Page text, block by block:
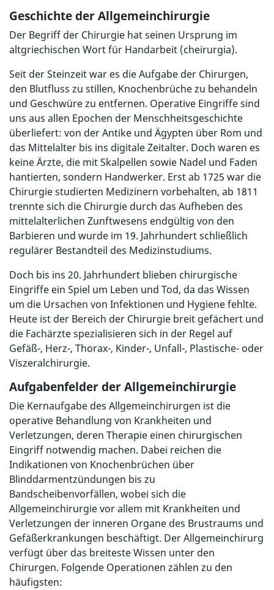
Geschichte der Allgemeinchirurgie
Der Begriff der Chirurgie hat seinen Ursprung im
altgriechischen Wort für Handarbeit (cheirurgia).
Seit der Steinzeit war es die Aufgabe der Chirurgen,
den Blutfluss zu stillen, Knochenbrüche zu behandeln
und Geschwüre zu entfernen. Operative Eingriffe sind
uns aus allen Epochen der Menschheitsgeschichte
überliefert: von der Antike und Ägypten über Rom und
das Mittelalter bis ins digitale Zeitalter. Doch waren es
keine Ärzte, die mit Skalpellen sowie Nadel und Faden
hantierten, sondern Handwerker. Erst ab 1725 war die
Chirurgie studierten Medizinern vorbehalten, ab 1811
trennte sich die Chirurgie durch das Aufheben des
mittelalterlichen Zunftwesens endgültig von den
Barbieren und wurde im 19. Jahrhundert schließlich
regulärer Bestandteil des Medizinstudiums.
Doch bis ins 20. Jahrhundert blieben chirurgische
Eingriffe ein Spiel um Leben und Tod, da das Wissen
um die Ursachen von Infektionen und Hygiene fehlte.
Heute ist der Bereich der Chirurgie breit gefächert und
die Fachärzte spezialisieren sich in der Regel auf
Gefäß-, Herz-, Thorax-, Kinder-, Unfall-, Plastische- oder
Viszeralchirurgie.
Aufgabenfelder der Allgemeinchirurgie
Die Kernaufgabe des Allgemeinchirurgen ist die
operative Behandlung von Krankheiten und
Verletzungen, deren Therapie einen chirurgischen
Eingriff notwendig machen. Dabei reichen die
Indikationen von Knochenbrüchen über
Blinddarmentzündungen bis zu
Bandscheibenvorfällen, wobei sich die
Allgemeinchirurgie vor allem mit Krankheiten und
Verletzungen der inneren Organe des Brustraums und
Gefäßerkrankungen beschäftigt. Der Allgemeinchirurg
verfügt über das breiteste Wissen unter den
Chirurgen. Folgende Operationen zählen zu den
häufigsten: